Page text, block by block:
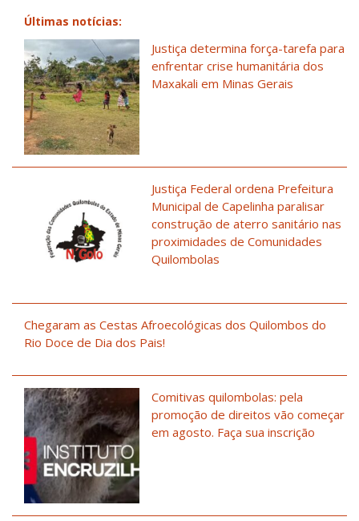
Últimas notícias:
Justiça determina força-tarefa para
enfrentar crise humanitária dos
Maxakali em Minas Gerais
Justiça Federal ordena Prefeitura
Municipal de Capelinha paralisar
construção de aterro sanitário nas
proximidades de Comunidades
Quilombolas
Chegaram as Cestas Afroecológicas dos Quilombos do
Rio Doce de Dia dos Pais!
Comitivas quilombolas: pela
promoção de direitos vão começar
em agosto. Faça sua inscrição